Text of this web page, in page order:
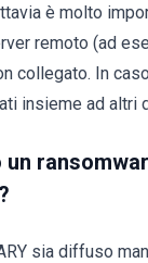
è molto
remoto (ad
collegato. In
insieme ad altri
un
sia diffuso